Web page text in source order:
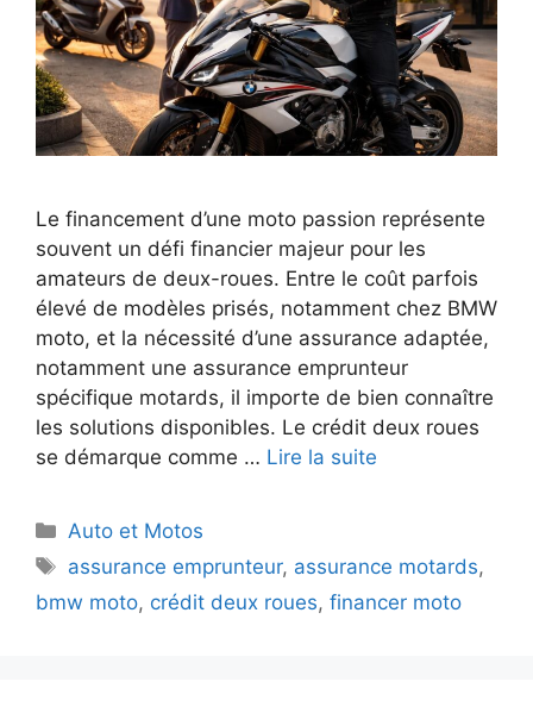
Le financement d’une moto passion représente
souvent un défi financier majeur pour les
amateurs de deux-roues. Entre le coût parfois
élevé de modèles prisés, notamment chez BMW
moto, et la nécessité d’une assurance adaptée,
notamment une assurance emprunteur
spécifique motards, il importe de bien connaître
les solutions disponibles. Le crédit deux roues
se démarque comme … Lire la suite
Catégories
Auto et Motos
Étiquettes
assurance emprunteur, assurance motards,
bmw moto, crédit deux roues, financer moto